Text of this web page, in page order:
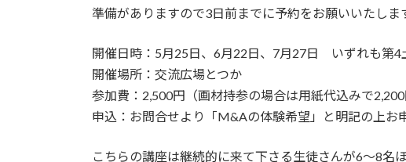
準備がありますので3日前までに予約をお願いいたしま
開催日時：5月25日、6月22日、7月27日 いずれも第
開催場所：交流広場とつか
参加費：2,500円（画材持参の場合は用紙代込みで2,200
申込：お問合せより「M&Aの体験希望」と明記の上お
こちらの講座は継続的に来て下さる生徒さんが6～8名